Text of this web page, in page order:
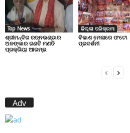
Top News
ଶ୍ରୀମନ୍ଦିର ରତ୍ନଭଣ୍ଡାର
ଅଳଙ୍କାର ଗଣତି ମଣତି
ପ୍ରକ୍ରିୟା ଆରମ୍ଭ
ଜିଲ୍ଲା ପରିକ୍ରମା
ବିକାଶ ମେଳାରେ ଫଟୋ
ପ୍ରଦର୍ଶନୀ
Adv